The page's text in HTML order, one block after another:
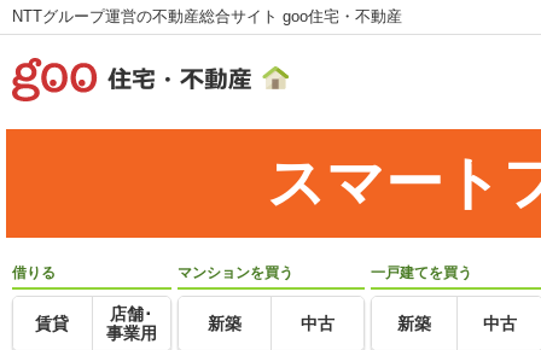
NTTグループ運営の不動産総合サイト goo住宅・不動産
スマート
借りる
賃貸
店舗･
事業用
マンションを買う
新築 中古
一戸建てを買う
新築 中古